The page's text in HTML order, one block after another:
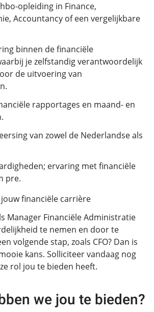
opleiding in Finance,
Accountancy of een vergelijkbare
binnen de financiële
je zelfstandig verantwoordelijk
de uitvoering van
rapportages en maand- en
van zowel de Nederlandse als
ervaring met financiële
pre.
financiële carrière
Manager Financiële Administratie
te nemen en door te
volgende stap, zoals CFO? Dan is
kans. Solliciteer vandaag nog
rol jou te bieden heeft.
we jou te bieden?